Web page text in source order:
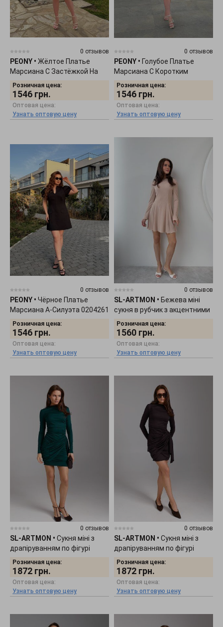
0 отзывов
PEONY • Жёлтое Платье
Марсиана С Застёжкой На
Молнию 0204263
Розничная цена:
1546 грн.
Оптовая цена:
Узнать оптовую цену
0 отзывов
PEONY • Голубое Платье
Марсиана С Коротким
Пышным Рукавом 0204262
Розничная цена:
1546 грн.
Оптовая цена:
Узнать оптовую цену
0 отзывов
PEONY • Чёрное Платье
Марсиана А-Силуэта 0204261
Розничная цена:
1546 грн.
Оптовая цена:
Узнать оптовую цену
0 отзывов
SL-ARTMON • Бежева міні
сукня в рубчик з акцентними
рукавами-кльош 1480.2
Розничная цена:
1560 грн.
Оптовая цена:
Узнать оптовую цену
0 отзывов
SL-ARTMON • Сукня міні з
драпіруванням по фігурі
смарагдового кольору 1483.4
Розничная цена:
1872 грн.
Оптовая цена:
Узнать оптовую цену
0 отзывов
SL-ARTMON • Сукня міні з
драпіруванням по фігурі
шоколадного кольору 1483.3
Розничная цена:
1872 грн.
Оптовая цена:
Узнать оптовую цену